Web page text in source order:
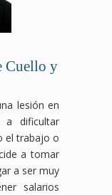
Cuello y
lesión en
a dificultar
el trabajo o
a tomar
a ser muy
salarios